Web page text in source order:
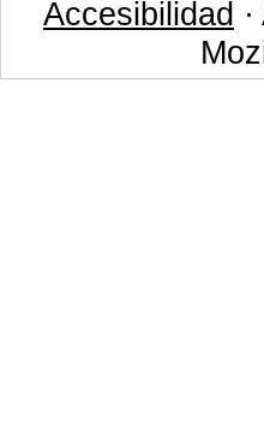
Accesibilidad